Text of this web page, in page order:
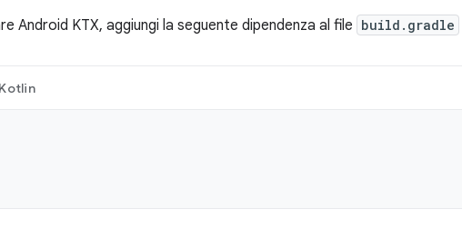
Android KTX, aggiungi la seguente dipendenza al file build.gradle
Kotlin